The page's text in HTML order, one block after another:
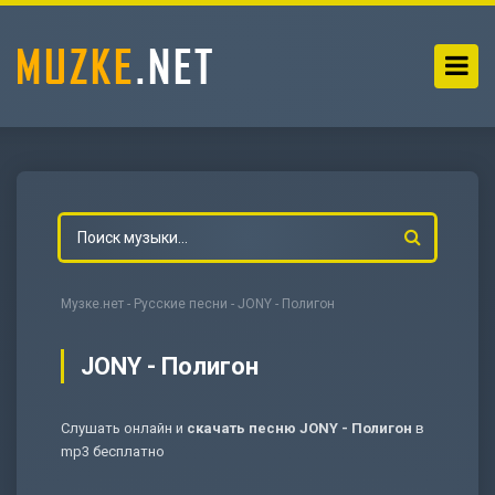
Музке.нет - Русские песни - JONY - Полигон
JONY - Полигон
Слушать онлайн и скачать песню JONY - Полигон в
mp3 бесплатно